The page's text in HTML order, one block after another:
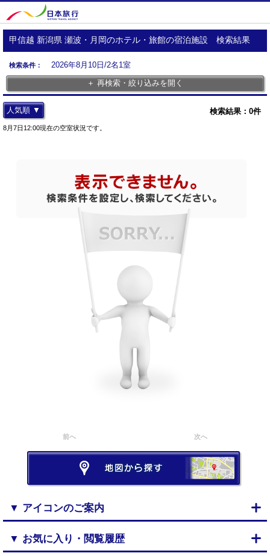
甲信越 新潟県 瀬波・月岡のホテル・旅館の宿泊施設 検索結果
検索条件：
2026年8月10日/2名1室
＋ 再検索・絞り込みを開く
検索結果： 0件
人気順 ▼
8月7日12:00現在の空室状況です。
前へ 次へ
▼ アイコンのご案内
▼ お気に入り・閲覧履歴